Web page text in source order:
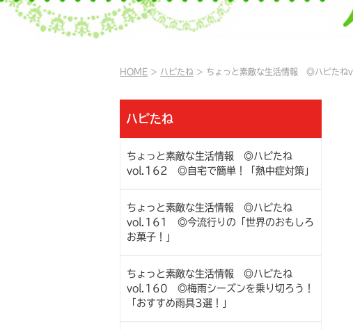
HOME ハピたね ちょっと素敵な生活情報 ◎ハピたね
ハピたね
ちょっと素敵な生活情報 ◎ハピたね
vol.162 ◎自宅で簡単！「熱中症対策」
ちょっと素敵な生活情報 ◎ハピたね
vol.161 ◎今流行りの「世界のおもしろ
お菓子！」
ちょっと素敵な生活情報 ◎ハピたね
vol.160 ◎梅雨シーズンを乗り切ろう！
「おすすめ雨具3選！」